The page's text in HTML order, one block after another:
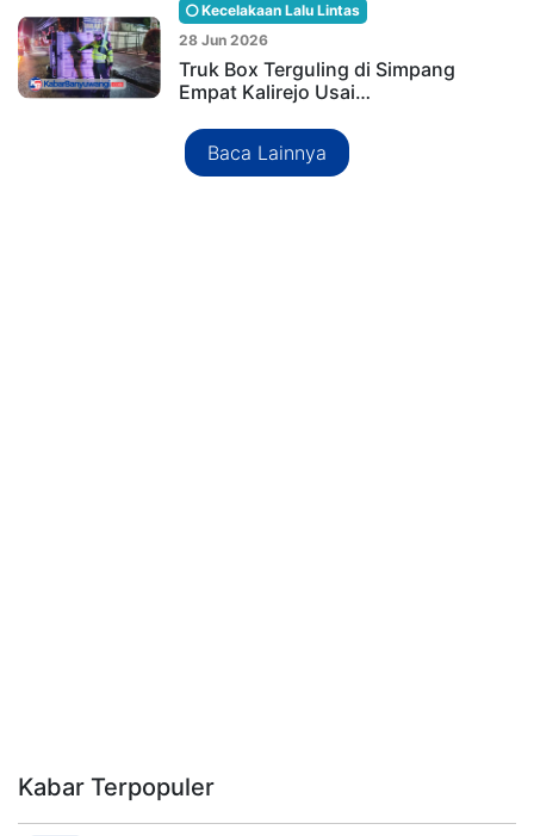
Kecelakaan Lalu Lintas
28 Jun 2026
Truk Box Terguling di Simpang
Empat Kalirejo Usai…
Baca Lainnya
Kabar Terpopuler